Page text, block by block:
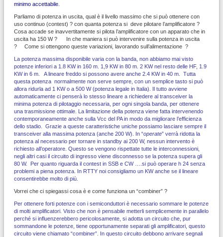
minimo accettabile.
Parliamo di potenza in uscita, qual è il livello massimo che si può ottenere con
uso continuo (contest) ? con quanta potenza si deve pilotare l’amplificatore ?
Cosa accade se inavvertitamente si pilota l’amplificatore con un apparato che in
uscita ha 150 W ? In che maniera si può intervenire sulla potenza in uscita
? Come si ottengono queste variazioni, lavorando sull’alimentazione ?
La potenza massima disponibile varia con la banda, non abbiamo mai visto
potenze inferiori a 1.8 KW in 160 m. 1,9 KW in 80 m. 2 KW nel resto delle HF, 1.9
KW in 6 m. A lineare freddo si possono avere anche 2.4 KW in 40 m. Tutta
questa potenza normalmente non serve sempre, con un semplice tasto si può
allora ridurla ad 1 KW o a 500 W (potenza legale in Italia). Il tutto avviene
automaticamente ci penserà lo stesso lineare a richiedere al transceiver la
minima potenza di pilotaggio necessaria, per ogni singola banda, per ottenere
una trasmissione ottimale. La limitazione della potenza viene fatta intervenendo
contemporaneamente anche sulla Vcc del PA in modo da migliorare l’efficienza
dello stadio. Grazie a queste caratteristiche uniche possiamo lasciare sempre il
transceiver alla massima potenza (anche 200 W). In “operate” verrà ridotta la
potenza al necessario per tornare in standby ai 200 W, nessun intervento è
richiesto all’operatore. Questo se vengono rispettate tutte le interconnessioni,
negli altri casi il circuito di ingresso viene disconnesso se la potenza supera gli
80 W. Per quanto riguarda il contest in SSB e CW ….si può operare h 24 senza
problemi a piena potenza. In RTTY noi consigliamo un KW anche se il lineare
consentirebbe molto di più.
Vorrei che ci spiegassi cosa è e come funziona un “combiner” ?
Per ottenere forti potenze con i semiconduttori è necessario sommare le potenze
di molti amplificatori. Visto che non è pensabile metterli semplicemente in parallelo
perché si influenzerebbero pericolosamente, si adotta un circuito che, pur
sommandone le potenze, tiene opportunamente separati gli amplificatori, questo
circuito viene chiamato “combiner”. In questo circuito debbono arrivare segnali